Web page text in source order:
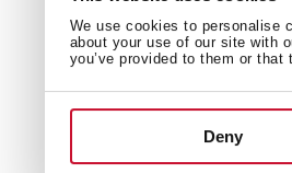
We use cookies to personalise
about your use of our site with
you’ve provided to them or that
Deny